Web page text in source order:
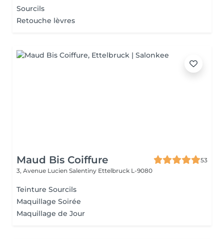
Sourcils
Retouche lèvres
Maud Bis Coiffure
53
3, Avenue Lucien Salentiny Ettelbruck L-9080
Teinture Sourcils
Maquillage Soirée
Maquillage de Jour